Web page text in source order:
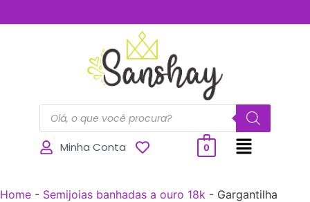
Minha Conta 0
Home - Semijoias banhadas a ouro 18k - Gargantilha